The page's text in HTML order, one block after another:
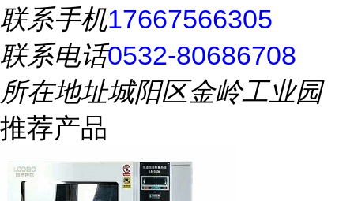
联系手机17667566305
联系电话0532-80686708
所在地址城阳区金岭工业园
推荐产品